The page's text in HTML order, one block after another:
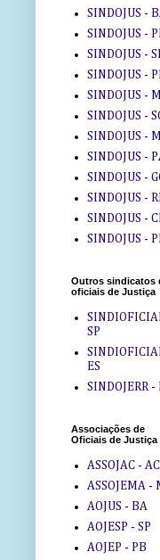
SINDOJUS -
SINDOJUS -
SINDOJUS -
SINDOJUS -
SINDOJUS -
SINDOJUS -
SINDOJUS -
SINDOJUS -
SINDOJUS -
SINDOJUS -
SINDOJUS -
SINDOJUS -
Outros sindicatos
oficiais de Justiça
SP
ES
SINDOJERR -
Associações de
Oficiais de Justiça
ASSOJAC - AC
ASSOJEMA -
AOJUS - BA
AOJESP - SP
AOJEP - PB